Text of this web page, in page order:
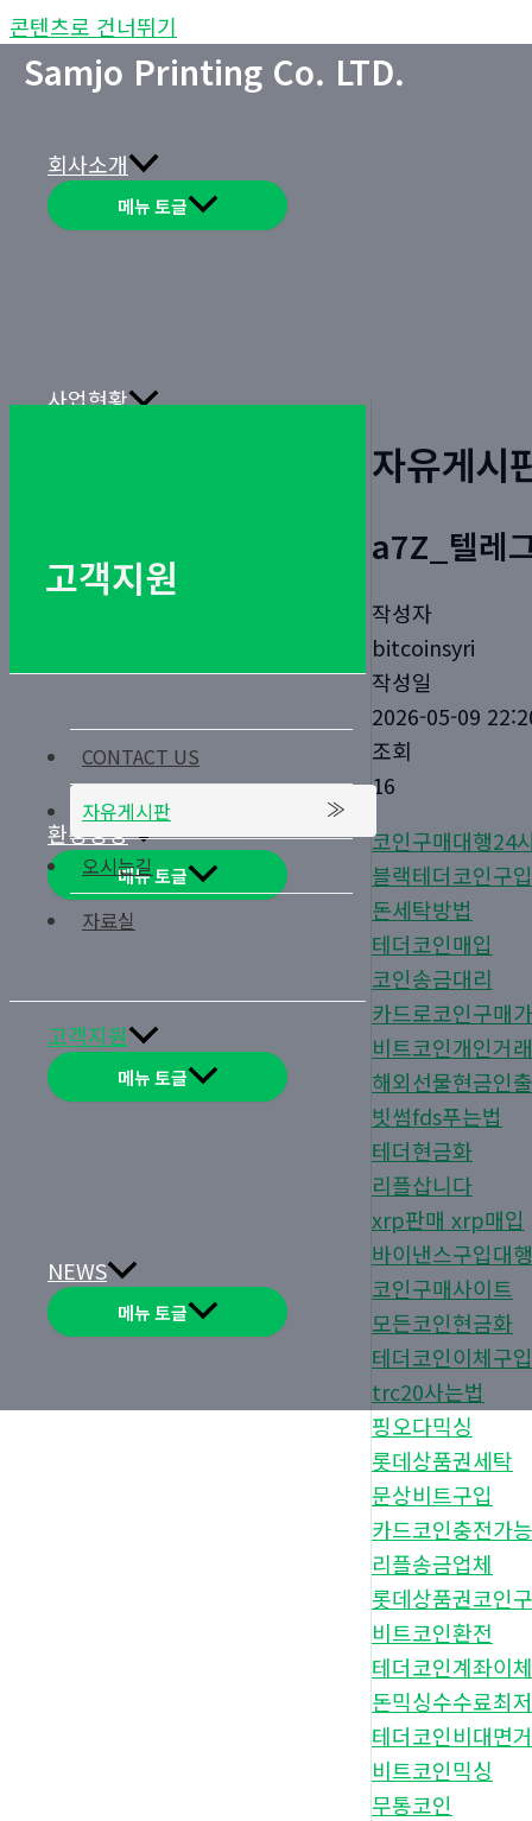
콘텐츠로 건너뛰기
Samjo Printing Co. LTD.
회사소개
메뉴 토글
사업현황
환경경영
메뉴 토글
고객지원
메뉴 토글
NEWS
메뉴 토글
고객지원
CONTACT US
자유게시판
오시는길
자료실
자유게시
a7Z_텔레
작성자
bitcoinsyri
작성일
2026-05-09
조회
16
코인구매대행24시
블랙테더코인구입
돈세탁방법
테더코인매입
코인송금대리
카드로코인구매
비트코인개인거래
해외선물현금인출
빗썸fds푸는법
테더현금화
리플삽니다
xrp판매 xrp매입
바이낸스구입대행
코인구매사이트
모든코인현금화
테더코인이체구입
trc20사는법
핑오다믹싱
롯데상품권세탁
문상비트구입
카드코인충전가능
리플송금업체
롯데상품권코인
비트코인환전
테더코인계좌이체
돈믹싱수수료최저
테더코인비대면
비트코인믹싱
무통코인